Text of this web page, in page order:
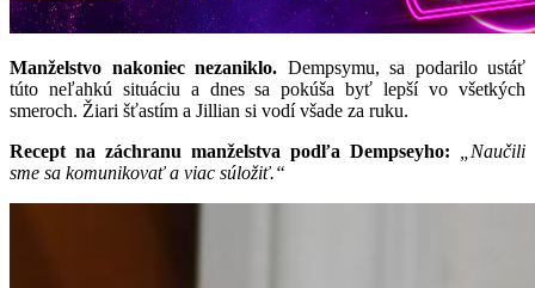
Manželstvo nakoniec nezaniklo. Dempsymu, sa podarilo ustáť
túto neľahkú situáciu a dnes sa pokúša byť lepší vo všetkých
smeroch. Žiari šťastím a Jillian si vodí všade za ruku.
Recept na záchranu manželstva podľa Dempseyho:
„Naučili
sme sa komunikovať a viac súložiť.“